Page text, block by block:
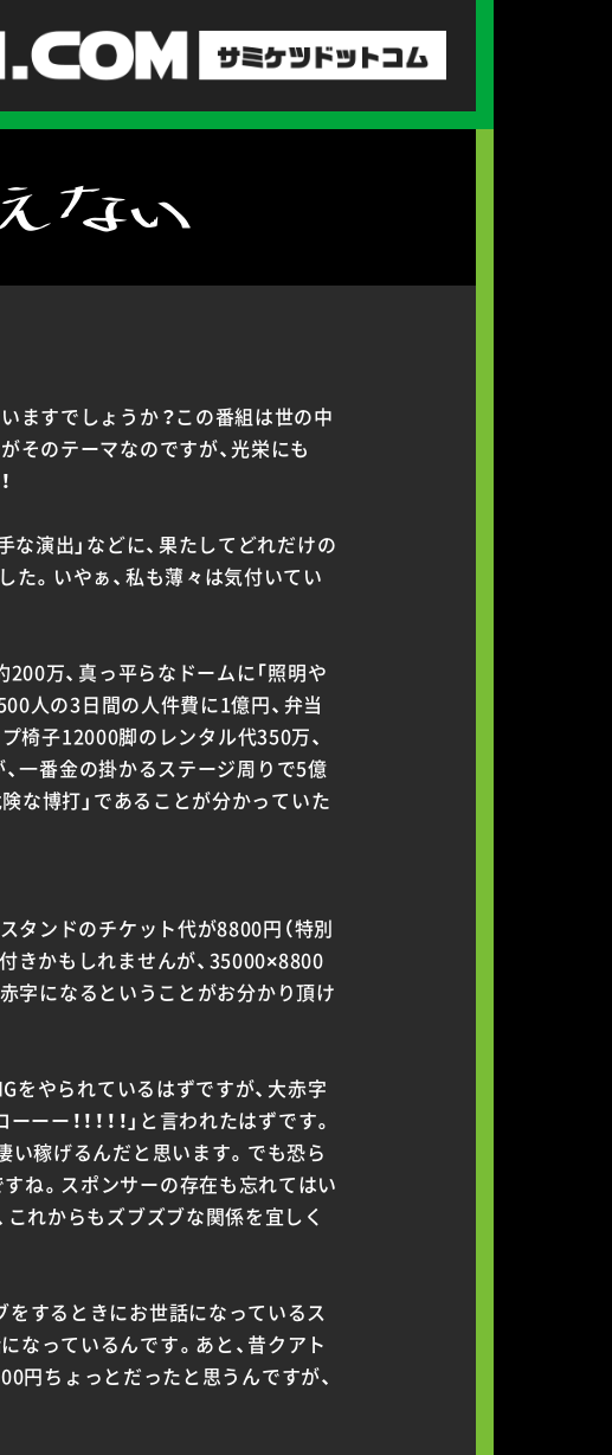
ますでしょうか？この番組は世の中
そのテーマなのですが、光栄にも
な演出」などに、果たしてどれだけの
た。いやぁ、私も薄々は気付いてい
万、真っ平らなドームに「照明や
人の3日間の人件費に1億円、弁当
椅子12000脚のレンタル代350万、
一番金の掛かるステージ周りで5億
険な博打」であることが分かっていた
タンドのチケット代が8800円（特別
きかもしれませんが、35000×8800
字になるということがお分かり頂け
やられているはずですが、大赤字
ー！！！！！」と言われたはずです。
い稼げるんだと思います。でも恐ら
ね。スポンサーの存在も忘れてはい
れからもズブズブな関係を宜しく
をするときにお世話になっているス
なっているんです。あと、昔クアト
円ちょっとだったと思うんですが、